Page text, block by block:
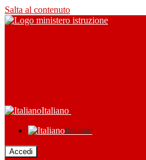
Salta al contenuto
Italiano
Italiano
Accedi